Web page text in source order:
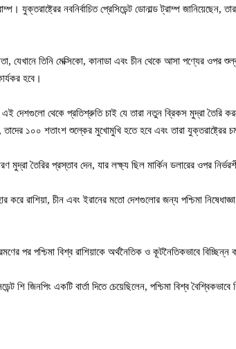
যুক্তরাষ্ট্রের নবনির্বাচিত প্রেসিডেন্ট ডোনাল্ড ট্রাম্প
যেখানে তিনি মেক্সিকো, কানাডা এবং চীন থেকে আসা পণ্যের
হবে।
দেশগুলো থেকে প্রতিশ্রুতি চাই যে তারা নতুন ব্রিকস মুদ্রা তৈরি
১০০ শতাংশ শুল্কের মুখোমুখি হতে হবে এবং তারা যুক্তরাষ্ট্রের
তৈরির প্রস্তাব দেন, যার লক্ষ্য ছিল মার্কিন ডলারের ওপর
করে রাশিয়া, চীন এবং ইরানের মতো দেশগুলোর জন্য পশ্চিমা
পর পশ্চিমা বিশ্ব রাশিয়াকে অর্থনৈতিক ও কূটনৈতিকভাবে
শি জিনপিং একটি বার্তা দিতে চেয়েছিলেন, পশ্চিমা বিশ্ব